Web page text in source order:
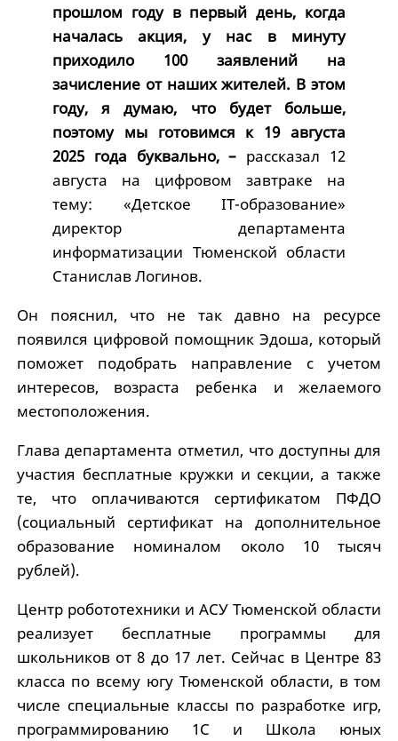
прошлом году в первый день, когда
началась акция, у нас в минуту
приходило 100 заявлений на
зачисление от наших жителей. В этом
году, я думаю, что будет больше,
поэтому мы готовимся к 19 августа
2025 года буквально, – рассказал 12
августа на цифровом завтраке на
тему: «Детское IT-образование»
директор департамента
информатизации Тюменской области
Станислав Логинов.
Он пояснил, что не так давно на ресурсе
появился цифровой помощник Эдоша, который
поможет подобрать направление с учетом
интересов, возраста ребенка и желаемого
местоположения.
Глава департамента отметил, что доступны для
участия бесплатные кружки и секции, а также
те, что оплачиваются сертификатом ПФДО
(социальный сертификат на дополнительное
образование номиналом около 10 тысяч
рублей).
Центр робототехники и АСУ Тюменской области
реализует бесплатные программы для
школьников от 8 до 17 лет. Сейчас в Центре 83
класса по всему югу Тюменской области, в том
числе специальные классы по разработке игр,
программированию 1С и Школа юных